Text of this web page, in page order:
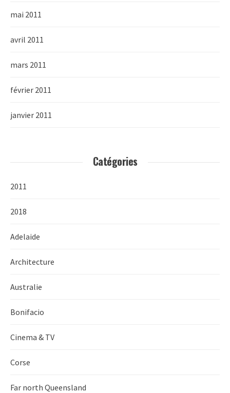
mai 2011
avril 2011
mars 2011
février 2011
janvier 2011
Catégories
2011
2018
Adelaide
Architecture
Australie
Bonifacio
Cinema & TV
Corse
Far north Queensland